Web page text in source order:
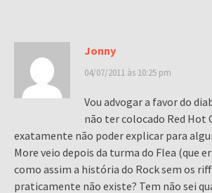
Jonny
04/07/2011 às 10:25 pm
Vou advogar a favor do
não ter colocado Red Hot
exatamente não poder explicar para
More veio depois da turma do Flea (que
como assim a história do Rock sem os
praticamente não existe? Tem não sei